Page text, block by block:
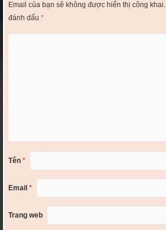
Email của bạn sẽ không được hiển thị công khai.
đánh dấu *
Tên *
Email *
Trang web